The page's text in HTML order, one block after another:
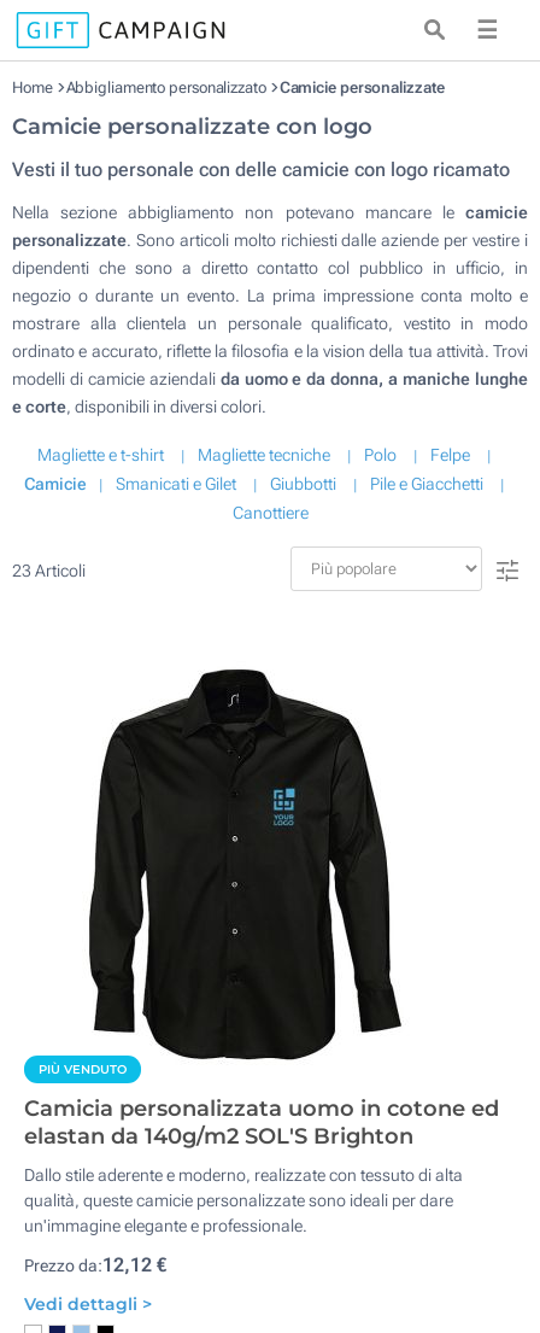
☰
Home Abbigliamento personalizzato Camicie personalizzate
Camicie personalizzate con logo
Vesti il tuo personale con delle camicie con logo ricamato
Nella sezione abbigliamento non potevano mancare le camicie
personalizzate. Sono articoli molto richiesti dalle aziende per vestire i
dipendenti che sono a diretto contatto col pubblico in ufficio, in
negozio o durante un evento. La prima impressione conta molto e
mostrare alla clientela un personale qualificato, vestito in modo
ordinato e accurato, riflette la filosofia e la vision della tua attività. Trovi
modelli di camicie aziendali da uomo e da donna, a maniche lunghe
e corte, disponibili in diversi colori.
Magliette e t-shirt Magliette tecniche Polo
Felpe
Camicie
Smanicati e Gilet Giubbotti
Pile e Giacchetti
Canottiere
23 Articoli
PIÙ VENDUTO
Camicia personalizzata uomo in cotone ed
elastan da 140g/m2 SOL'S Brighton
Dallo stile aderente e moderno, realizzate con tessuto di alta
qualità, queste camicie personalizzate sono ideali per dare
un'immagine elegante e professionale.
Prezzo da:12,12 €
Vedi dettagli >